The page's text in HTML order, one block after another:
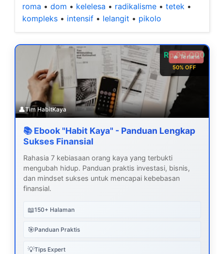
roma • dom • kelelesa • radikalisme • tetek •
kompleks • intensif • lelangit • pikolo
Rp 99.000
50% OFF
🔥 Terlaris
👤Tim HabitKaya
📚 Ebook "Habit Kaya" - Panduan Lengkap
Sukses Finansial
Rahasia 7 kebiasaan orang kaya yang terbukti
mengubah hidup. Panduan praktis investasi, bisnis,
dan mindset sukses untuk mencapai kebebasan
finansial.
📖150+ Halaman
🎯Panduan Praktis
💡Tips Expert